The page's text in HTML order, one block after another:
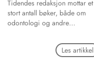
Tidendes redaksjon mottar et
stort antall bøker, både om
odontologi og andre
helse og samfunn med ulike
vinklinger, fra forlag i inn- og
Les artikkel